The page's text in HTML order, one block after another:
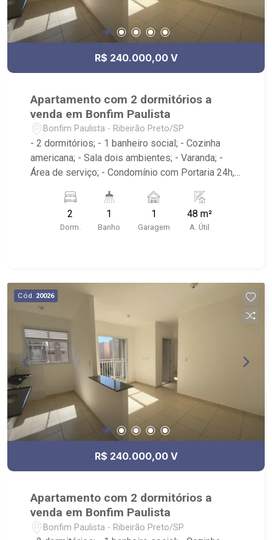
R$ 240.000,00 V
Apartamento com 2 dormitórios a
venda em Bonfim Paulista
Bonfim Paulista - Ribeirão Preto/SP
- 2 dormitórios; - 1 banheiro social; - Cozinha
americana; - Sala dois ambientes; - Varanda; -
Área de serviço; - Condomínio com Portaria 24h,
Próximo à DaniBe FullStore, Bola na Grama
Bonfim, Baterias Batex, supermercado Gricki e
Centro de Bonfim;
2
Dorm.
1
Banho
1
Garagem
48 m²
A. Útil
Cód. 20026
R$ 240.000,00 V
Apartamento com 2 dormitórios a
venda em Bonfim Paulista
Bonfim Paulista - Ribeirão Preto/SP